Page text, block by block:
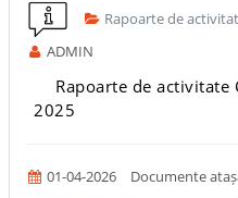
Rapoarte de
ADMIN
Rapoarte de
2025
01-04-2026 Documente